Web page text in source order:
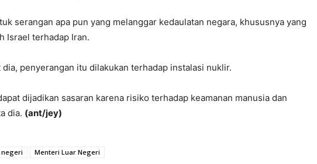
serangan apa pun yang melanggar kedaulatan negara, khususnya yang
Israel terhadap Iran.
penyerangan itu dilakukan terhadap instalasi nuklir.
dijadikan sasaran karena risiko terhadap keamanan manusia dan
dia. (ant/jey)
Menteri Luar Negeri